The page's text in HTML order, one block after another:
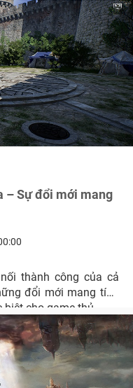
– Sự đổi mới mang
thành công của cả
đổi mới mang tính
cho game thủ.